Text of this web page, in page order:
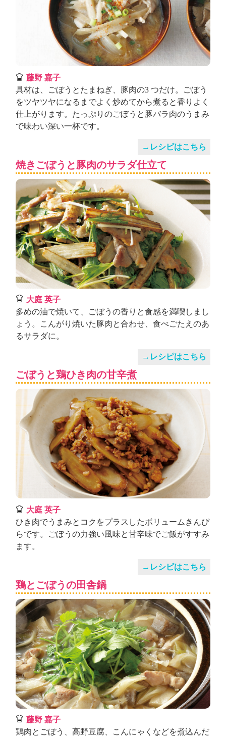
藤野 嘉子
具材は、ごぼうとたまねぎ、豚肉の3 つだけ。ごぼう
をツヤツヤになるまでよく炒めてから煮ると香りよく
仕上がります。たっぷりのごぼうと豚バラ肉のうまみ
で味わい深い一杯です。
→レシピはこちら
焼きごぼうと豚肉のサラダ仕立て
大庭 英子
多めの油で焼いて、ごぼうの香りと食感を満喫しまし
ょう。こんがり焼いた豚肉と合わせ、食べごたえのあ
るサラダに。
→レシピはこちら
ごぼうと鶏ひき肉の甘辛煮
大庭 英子
ひき肉でうまみとコクをプラスしたボリュームきんぴ
らです。ごぼうの力強い風味と甘辛味でご飯がすすみ
ます。
→レシピはこちら
鶏とごぼうの田舎鍋
藤野 嘉子
鶏肉とごぼう、高野豆腐、こんにゃくなどを煮込んだ